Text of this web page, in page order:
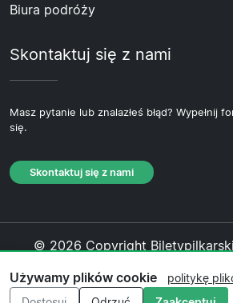
Biura podróży
Skontaktuj się z nami
Masz pytanie lub znalazłeś błąd? Wypełnij
się.
Skontaktuj się z nami
© 2026 Copyright
Polityka plików cookie·
Używamy plików cookie
politykę